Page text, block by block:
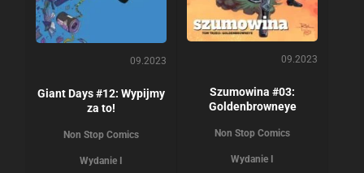
09.2023
Giant Days #12: Wypijmy
za to!
Non Stop Comics
Wydanie I
09.2023
Szumowina #03:
Goldenbrowneye
Non Stop Comics
Wydanie I